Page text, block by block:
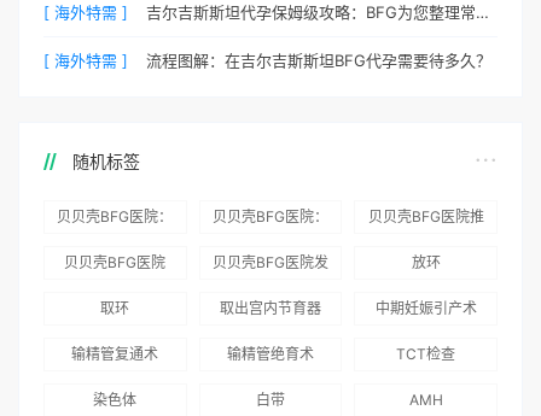
[ 海外特需 ] 吉尔吉斯斯坦代孕保姆级攻略：BFG为您整理常见QA
[ 海外特需 ] 流程图解：在吉尔吉斯斯坦BFG代孕需要待多久？
随机标签
贝贝壳BFG医院：
务
贝贝壳BFG医院：
术”和“法律支持”
贝贝壳BFG医院推
贝贝壳BFG医院
贝贝壳BFG医院发
国版）》
放环
取环 取出宫内节育器 中期妊娠引产术
输精管复通术 输精管绝育术 TCT检查
染色体 白带 AMH